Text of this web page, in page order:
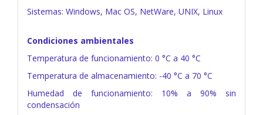
Sistemas: Windows, Mac OS, NetWare, UNIX, Linux
Condiciones ambientales
Temperatura de funcionamiento: 0 °C a 40 °C
Temperatura de almacenamiento: -40 °C a 70 °C
Humedad de funcionamiento: 10% a 90% sin
condensación